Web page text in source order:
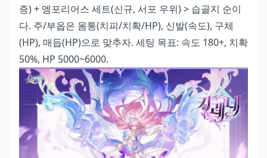
증) + 엠포리어스 세트(신규, 서포 우위) > 습골지 순이
다. 주/부옵은 몸통(치피/치확/HP), 신발(속도), 구체
(HP), 매듭(HP)으로 맞추자. 세팅 목표: 속도 180+, 치확
50%, HP 5000~6000.